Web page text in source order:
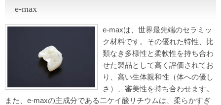
e-max
e-maxは、世界最先端のセラミッ
ク材料です。その優れた特性、比
類なき多様性と柔軟性を持ち合わ
せた製品として高く評価されてお
り、高い生体親和性（体への優し
さ）、審美性を持ち合わせます。
また、e-maxの主成分である二ケイ酸リチウムは、柔らかすぎ